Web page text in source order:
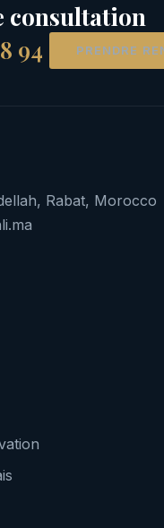
consultation
94
PRENDRE
Rabat, Morocco